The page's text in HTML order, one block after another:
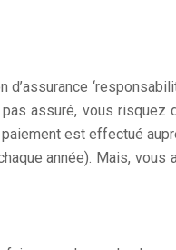
assuré, vous
est effectué
année). Mais,